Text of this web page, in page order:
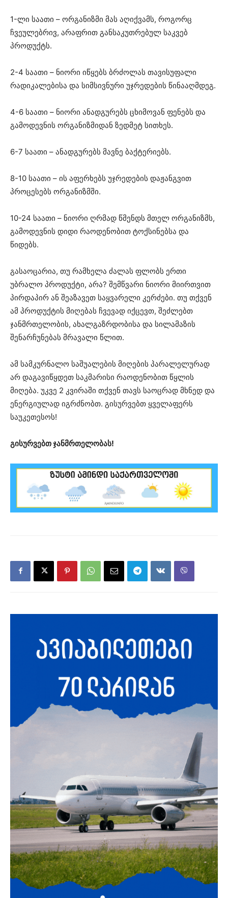
1-ლი საათი – ორგანიზმი მას აღიქვამს, როგორც
ჩვეულებრივ, არაფრით განსაკუთრებულ საკვებ
პროდუქტს.
2-4 საათი – ნიორი იწყებს ბრძოლას თავისუფალი
რადიკალებისა და სიმსივნური უჯრედების წინააღმდეგ.
4-6 საათი – ნიორი ანადგურებს ცხიმოვან ფენებს და
გამოდევნის ორგანიზმიდან ზედმეტ სითხეს.
6-7 საათი – ანადგურებს მავნე ბაქტერიებს.
8-10 საათი – ის აფერხებს უჯრედების დაჟანგვით
პროცესებს ორგანიზმში.
10-24 საათი – ნიორი ღრმად წმენდს მთელ ორგანიზმს,
გამოდევნის დიდი რაოდენობით ტოქსინებსა და
წიდებს.
გასაოცარია, თუ რამხელა ძალას ფლობს ერთი
უბრალო პროდუქტი, არა? შემწვარი ნიორი მიირთვით
პირდაპირ ან შეაზავეთ საყვარელი კერძები. თუ თქვენ
ამ პროდუქტის მიღებას ჩვევად იქცევთ, შეძლებთ
ჯანმრთელობის, ახალგაზრდობისა და სილამაზის
შენარჩუნებას მრავალი წლით.
ამ სამკურნალო საშუალების მიღების პარალელურად
არ დაგავიწყდეთ საკმარისი რაოდენობით წყლის
მიღება. უკვე 2 კვირაში თქვენ თავს საოცრად მხნედ და
ენერგიულად იგრძნობთ. გისურვებთ ყველაფერს
საუკეთესოს!
გისურვებთ ჯანმრთელობას!